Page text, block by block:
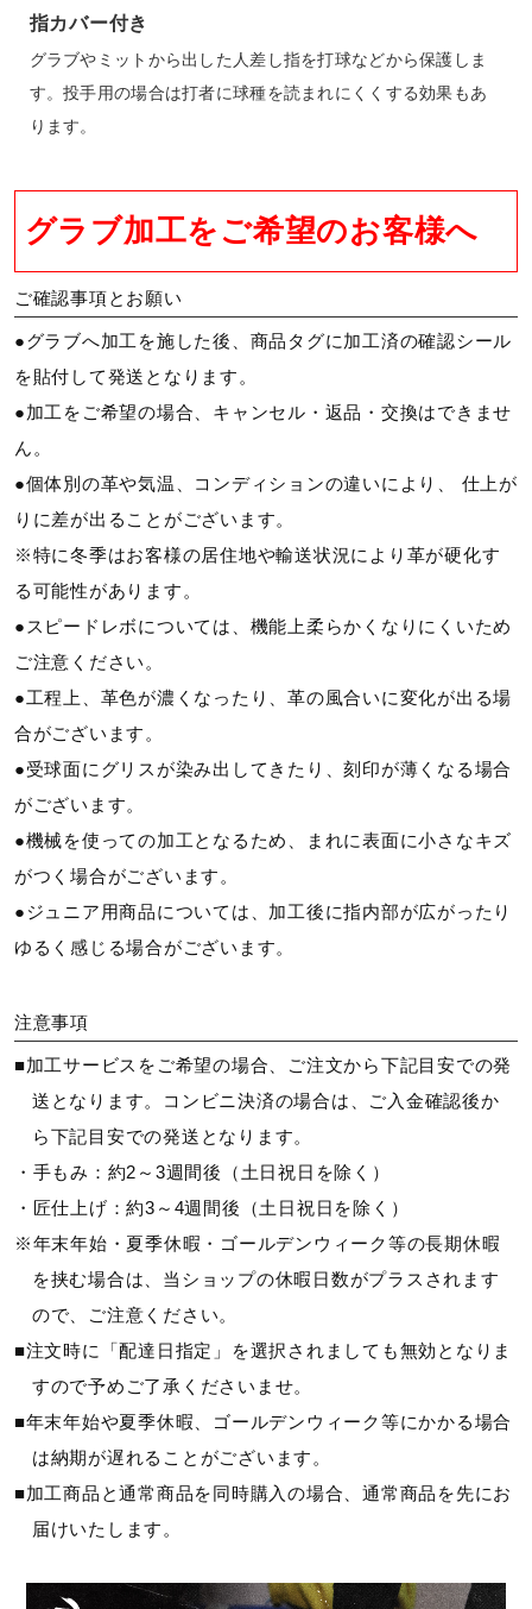
指カバー付き
グラブやミットから出した人差し指を打球などから保護しま
す。投手用の場合は打者に球種を読まれにくくする効果もあ
ります。
グラブ加工をご希望のお客様へ
ご確認事項とお願い
●グラブへ加工を施した後、商品タグに加工済の確認シール
を貼付して発送となります。
●加工をご希望の場合、キャンセル・返品・交換はできませ
ん。
●個体別の革や気温、コンディションの違いにより、 仕上が
りに差が出ることがございます。
※特に冬季はお客様の居住地や輸送状況により革が硬化す
る可能性があります。
●スピードレボについては、機能上柔らかくなりにくいため
ご注意ください。
●工程上、革色が濃くなったり、革の風合いに変化が出る場
合がございます。
●受球面にグリスが染み出してきたり、刻印が薄くなる場合
がございます。
●機械を使っての加工となるため、まれに表面に小さなキズ
がつく場合がございます。
●ジュニア用商品については、加工後に指内部が広がったり
ゆるく感じる場合がございます。
注意事項
■加工サービスをご希望の場合、ご注文から下記目安での発
送となります。コンビニ決済の場合は、ご入金確認後か
ら下記目安での発送となります。
・手もみ：約2～3週間後（土日祝日を除く）
・匠仕上げ：約3～4週間後（土日祝日を除く）
※年末年始・夏季休暇・ゴールデンウィーク等の長期休暇
を挟む場合は、当ショップの休暇日数がプラスされます
ので、ご注意ください。
■注文時に「配達日指定」を選択されましても無効となりま
すので予めご了承くださいませ。
■年末年始や夏季休暇、ゴールデンウィーク等にかかる場合
は納期が遅れることがございます。
■加工商品と通常商品を同時購入の場合、通常商品を先にお
届けいたします。